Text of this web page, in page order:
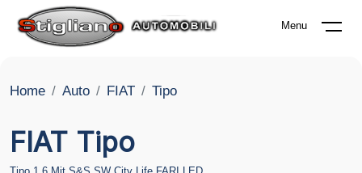
Menu
Home Auto FIAT Tipo
FIAT Tipo